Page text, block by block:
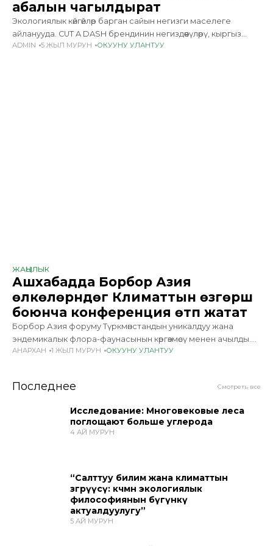
абалын чагылдырат
Экологиялык көйгөйлөр барган сайын негизги маселеге
айланууда. CUT A DASH брендинин негиздөөчүлөрү, кыргыз
дизайнерлери Айжан менен Сайкал Сейталиевалар дагы
ADMIN 5 ЖЫЛ МУРУН ОКУУНУ УЛАНТУУ
ЖАҢЫЛЫК
Ашхабадда Борбор Азия
өлкөлөрүндөгү Климаттын өзгөрүшү
боюнча конференция өтүп жатат
Борбор Азия форуму Түркмөнстандын уникалдуу жана
эндемикалык флора-фаунасынын көргөзмөсү менен ачылды.
Биринчи күндөгү бардык иш-чаралар улуттук климаттык
Алгачкы панелдик сессияда
АНАРХАН 1 ЖЫЛ МУРУН ОКУУНУ УЛАНТУУ
Последнее Смотреть все
Исследование: Многовековые леса
поглощают больше углерода
4 АЙ МУРУН
“Салттуу билим жана климаттын
өзгөрүүсү: көчмөн экологиялык
философиянын бүгүнкү
актуалдуулугу”
5 АЙ МУРУН